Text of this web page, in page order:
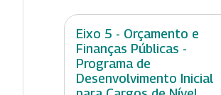
Eixo 5 - Orçamento e
Finanças Públicas -
Programa de
Desenvolvimento Inicial